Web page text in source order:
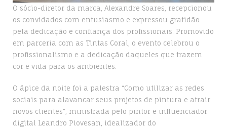
O sócio-diretor da marca, Alexandre Soares, recepcionou
os convidados com entusiasmo e expressou gratidão
pela dedicação e confiança dos profissionais. Promovido
em parceria com as Tintas Coral, o evento celebrou o
profissionalismo e a dedicação daqueles que trazem
cor e vida para os ambientes.
O ápice da noite foi a palestra “Como utilizar as redes
sociais para alavancar seus projetos de pintura e atrair
novos clientes”, ministrada pelo pintor e influenciador
digital Leandro Piovesan, idealizador do